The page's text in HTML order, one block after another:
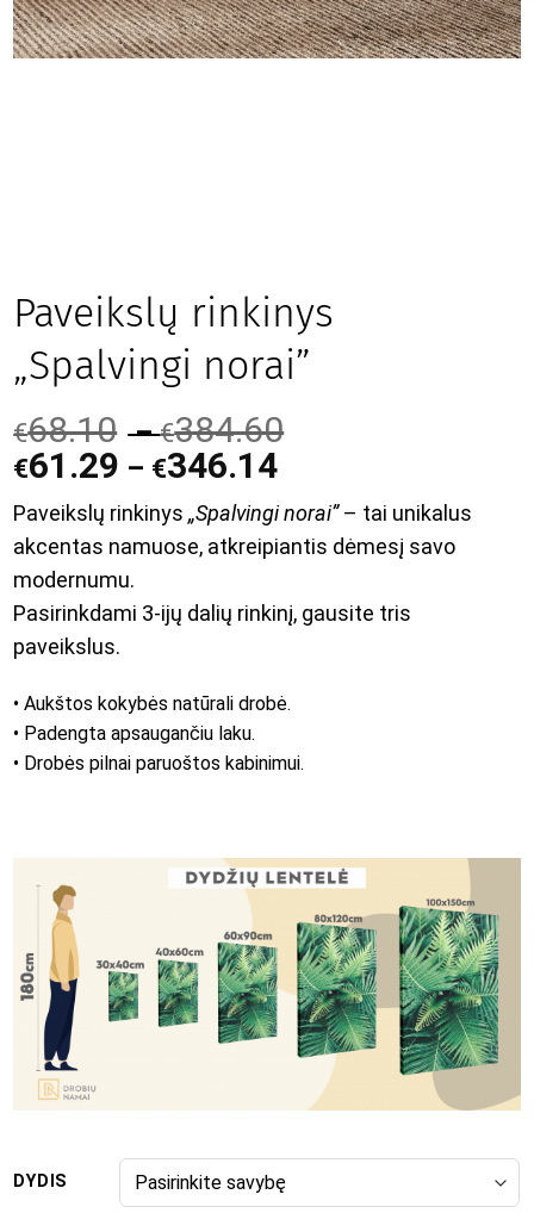
Paveikslų rinkinys
„Spalvingi norai”
€68.10 –€384.60
€61.29 – €346.14
Paveikslų rinkinys„Spalvingi norai”– tai unikalus
akcentas namuose, atkreipiantis dėmesį savo
modernumu.
Pasirinkdami 3-ijų dalių rinkinį, gausite tris
paveikslus.
• Aukštos kokybės natūrali drobė.
• Padengta apsaugančiu laku.
• Drobės pilnai paruoštos kabinimui.
DYDIS